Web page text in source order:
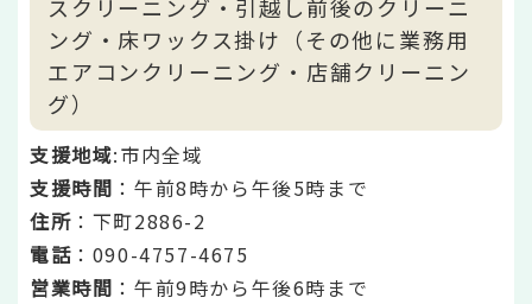
スクリーニング・引越し前後のクリーニ
ング・床ワックス掛け（その他に業務用
エアコンクリーニング・店舗クリーニン
グ）
支援地域:市内全域
支援時間 ：午前8時から午後5時まで
住所 ：下町2886-2
電話 ：090-4757-4675
営業時間 ：午前9時から午後6時まで